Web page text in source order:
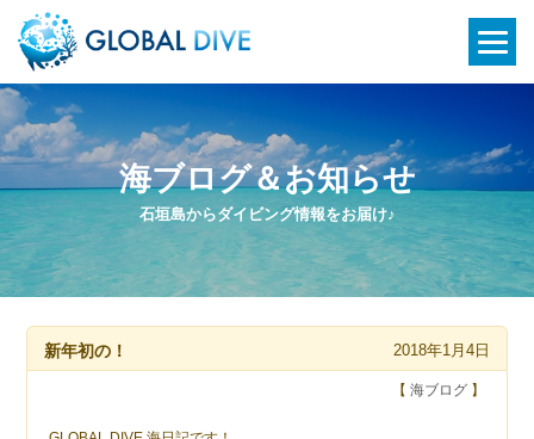
石垣島からダイビング情報をお届け♪
海ブログ＆お知らせ
新年初の！ 2018年1月4日
【 海ブログ】